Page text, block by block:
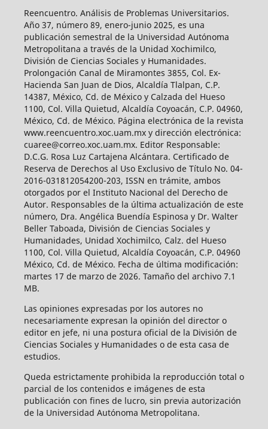
Reencuentro. Análisis de Problemas Universitarios.
Año 37, número 89, enero-junio 2025, es una
publicación semestral de la Universidad Autónoma
Metropolitana a través de la Unidad Xochimilco,
División de Ciencias Sociales y Humanidades.
Prolongación Canal de Miramontes 3855, Col. Ex-
Hacienda San Juan de Dios, Alcaldía Tlalpan, C.P.
14387, México, Cd. de México y Calzada del Hueso
1100, Col. Villa Quietud, Alcaldía Coyoacán, C.P. 04960,
México, Cd. de México. Página electrónica de la revista
www.reencuentro.xoc.uam.mx y dirección electrónica:
cuaree@correo.xoc.uam.mx. Editor Responsable:
D.C.G. Rosa Luz Cartajena Alcántara. Certificado de
Reserva de Derechos al Uso Exclusivo de Título No. 04-
2016-031812054200-203, ISSN en trámite, ambos
otorgados por el Instituto Nacional del Derecho de
Autor. Responsables de la última actualización de este
número, Dra. Angélica Buendía Espinosa y Dr. Walter
Beller Taboada, División de Ciencias Sociales y
Humanidades, Unidad Xochimilco, Calz. del Hueso
1100, Col. Villa Quietud, Alcaldía Coyoacán, C.P. 04960
México, Cd. de México. Fecha de última modificación:
martes 17 de marzo de 2026. Tamaño del archivo 7.1
MB.
Las opiniones expresadas por los autores no
necesariamente expresan la opinión del director o
editor en jefe, ni una postura oficial de la División de
Ciencias Sociales y Humanidades o de esta casa de
estudios.
Queda estrictamente prohibida la reproducción total o
parcial de los contenidos e imágenes de esta
publicación con fines de lucro, sin previa autorización
de la Universidad Autónoma Metropolitana.